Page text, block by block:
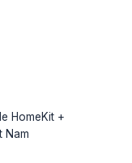
HomeKit +
Nam